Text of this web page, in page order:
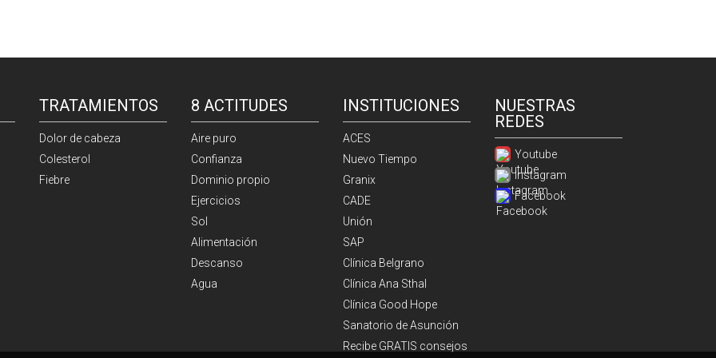
TRATAMIENTOS
Dolor de cabeza
Colesterol
Fiebre
8 ACTITUDES
Aire puro
Confianza
Dominio propio
Ejercicios
Sol
Alimentación
Descanso
Agua
INSTITUCIONES
ACES
Nuevo Tiempo
Granix
CADE
Unión
SAP
Clínica Belgrano
Clínica Ana Sthal
Clínica Good Hope
Sanatorio de Asunción
Recibe GRATIS consejos
NUESTRAS
REDES
Youtube
Instagram
Facebook